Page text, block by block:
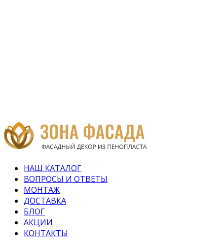
НАШ КАТАЛОГ
ВОПРОСЫ И ОТВЕТЫ
МОНТАЖ
ДОСТАВКА
БЛОГ
АКЦИИ
КОНТАКТЫ